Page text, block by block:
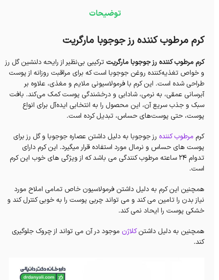
توضیحات
کرم مرطوب کننده رز جوجوبا مارگریت
کرم مرطوب کننده رز جوجوبا مارگریتترکیبی بی‌نظیر از رایحه دلنشین گل رز
و خواص تغذیه‌کننده روغن جوجوبا است که برای مراقبت روزانه از پوست
طراحی شده است. این کرم با فرمولاسیونی ملایم و مغذی، علاوه بر
آبرسانی عمقی، به نرمی، شادابی و درخشندگی پوست کمک می‌کند. بافت
سبک و جذب سریع آن، این محصول را به انتخابی ایده‌آل برای انواع
پوست، حتی پوست‌های حساس، تبدیل کرده است.
کرم مرطوب کننده رز جوجوبا به دلیل داشتن عصاره جوجوبا و گل رز برای
پوست های حساس و نرمال مورد استفاده قرار میگیرد. این کرم دارای
تدوام 24 ساعته مرطوب کنندگی می باشد که از ویژگی های خوب این کرم
است.
همچنین این کرم به دلیل داشتن فرمولاسیون خاص تمامی املاح مورد
نیاز بدن را تامین می کند و می تواند چربی پوست را به خوبی کنترل کند و
خشکی پوست را ایحاد نمی کند.
همچنین به دلیل داشتنکلاژن موجود در آن می تواند از چروک جلوگیری
کند.